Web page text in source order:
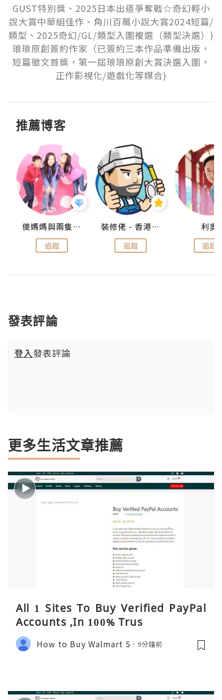
GUST特別獎、2025日本出道爭奪戰☆奇幻輕小
說大賞中華組佳作、角川百萬小說大賞2024短篇/
類型、2025奇幻/GL/類型入圍複選（類型決選）)
琅琅原創簽約作家（已簽約三本作品準備出版，
短篇徵文首獎，第一屆琅琅原創大賞決選入圍，
正作影視化/遊戲化等媒合)
推薦博客
儍媽媽與兩隻小魔怪之家
追蹤
裝修佬 - 香港一站式網上裝修平台
追蹤
利奧
追蹤
發表評論
登入發表評論
更多生活文章推薦
All 1 Sites To Buy Verified PayPal
Accounts ,In 100% Trus
How to Buy Walmart S 9分鐘前